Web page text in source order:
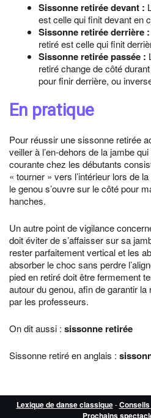
Sissonne retirée devant :
est celle qui finit devant en
Sissonne retirée derrière :
retiré est celle qui finit
Sissonne retirée passée :
retiré change de côté
pour finir derrière, ou
En pratique
Pour réussir une sissonne retirée
veiller à l’en-dehors de la jambe
courante chez les débutants
« tourner » vers l’intérieur lors de
le genou s’ouvre sur le côté pour
hanches.
Un autre point de vigilance
doit éviter de s’affaisser sur sa
rester parfaitement vertical et les
absorber le choc sans perdre
pied en retiré doit être fermement
autour du genou, afin de garantir
par les professeurs.
On dit aussi : sissonne retirée
Sissonne retiré en anglais :
Lexique de danse classique-
Prochains